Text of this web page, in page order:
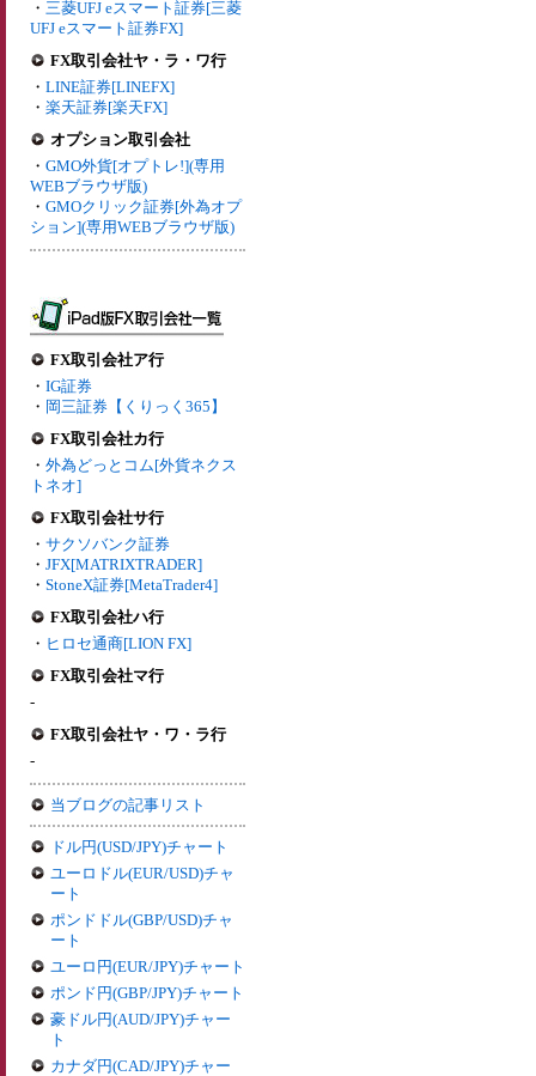
・ 三菱UFJ eスマート証券[三菱
UFJ eスマート証券FX]
FX取引会社ヤ・ラ・ワ行
・ LINE証券[LINEFX]
・ 楽天証券[楽天FX]
オプション取引会社
・ GMO外貨[オプトレ!](専用
WEBブラウザ版)
・ GMOクリック証券[外為オプ
ション](専用WEBブラウザ版)
FX取引会社ア行
・ IG証券
・ 岡三証券【くりっく365】
FX取引会社カ行
・ 外為どっとコム[外貨ネクス
トネオ]
FX取引会社サ行
・ サクソバンク証券
・ JFX[MATRIXTRADER]
・ StoneX証券[MetaTrader4]
FX取引会社ハ行
・ ヒロセ通商[LION FX]
FX取引会社マ行
-
FX取引会社ヤ・ワ・ラ行
-
当ブログの記事リスト
ドル円(USD/JPY)チャート
ユーロドル(EUR/USD)チャ
ート
ポンドドル(GBP/USD)チャ
ート
ユーロ円(EUR/JPY)チャート
ポンド円(GBP/JPY)チャート
豪ドル円(AUD/JPY)チャー
ト
カナダ円(CAD/JPY)チャー